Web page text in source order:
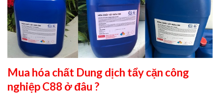
Mua hóa chất Dung dịch tẩy cặn công
nghiệp C88 ở đâu ?